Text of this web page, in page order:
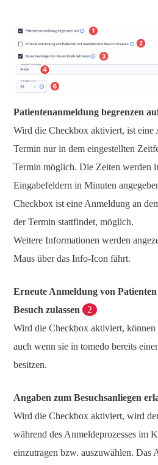
Patientenanmeldung begrenzen
Wird die Checkbox aktiviert, ist eine
Termin nur in dem eingestellten
Termin möglich. Die Zeiten werden
Eingabefeldern in Minuten
Checkbox ist eine Anmeldung an
der Termin stattfindet, möglich.
Weitere Informationen werden
Maus über das Info-Icon fährt.
Erneute Anmeldung von
Besuch zulassen
2
Wird die Checkbox aktiviert, können
auch wenn sie in tomedo bereits
besitzen.
Angaben zum Besuchsanliegen
Wird die Checkbox aktiviert, wird
während des Anmeldeprozesses im
einzutragen bzw. auszuwählen. Das